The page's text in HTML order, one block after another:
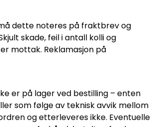
dette noteres på fraktbrev og
skade, feil i antall kolli og
mottak. Reklamasjon på
er på lager ved bestilling – enten
som følge av teknisk avvik mellom
og etterleveres ikke. Eventuelle